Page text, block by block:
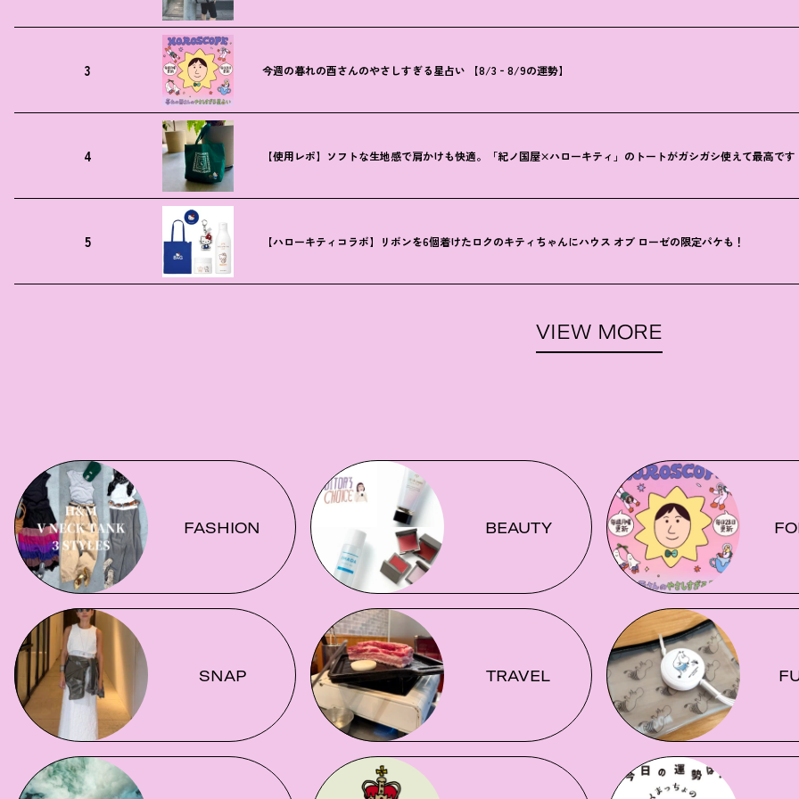
3 今週の暮れの酉さんのやさしすぎる星占い 【8/3‐8/9の運勢】
4 【使用レポ】ソフトな生地感で肩かけも快適。「紀ノ国屋×ハローキティ」のトートがガシガシ使えて最高です
5 【ハローキティコラボ】リボンを6個着けたロクのキティちゃんにハウス オブ ローゼの限定パケも ！
VIEW MORE
FASHION BEAUTY
SNAP TRAVEL